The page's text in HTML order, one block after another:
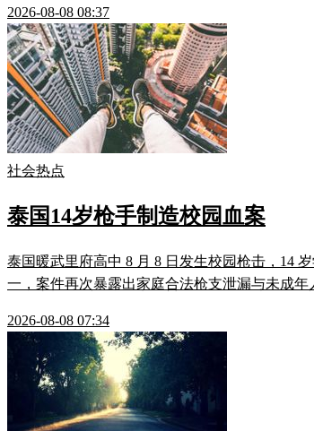
2026-08-08 08:37
社会热点
泰国14岁枪手制造校园血案
泰国暖武里府高中 8 月 8 日发生校园枪击，14
一，案件再次暴露出家庭合法枪支泄漏与未成年
2026-08-08 07:34